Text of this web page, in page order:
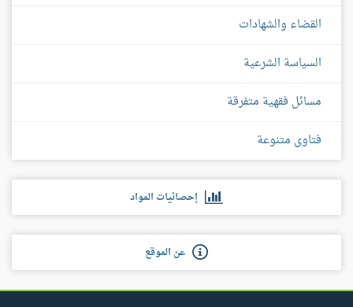
القضاء والشهادات
السياسة الشرعية
مسائل فقهية متفرقة
فتاوى متنوعة
إحصائيات المواد
عن الموقع